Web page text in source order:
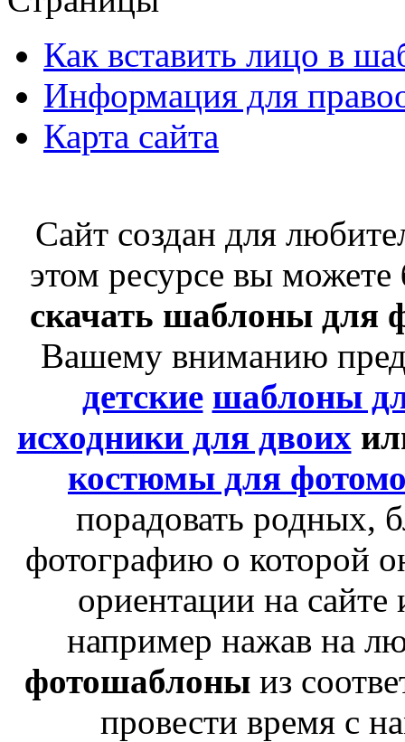
Как вставить лицо в
Информация для
Карта сайта
Сайт создан для
этом ресурсе вы можете
скачать шаблоны для
Вашему вниманию
детские шаблоны
исходники для двоих
костюмы для
порадовать родных,
фотографию о которой
ориентации на сайте
например нажав на
фотошаблоныиз
провести время с